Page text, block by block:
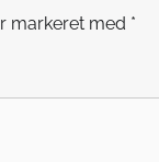
markeret med *